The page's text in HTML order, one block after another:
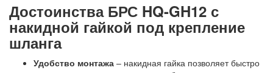
Достоинства БРС HQ-GH12 с
накидной гайкой под крепление
шланга
Удобство монтажа – накидная гайка позволяет быстро